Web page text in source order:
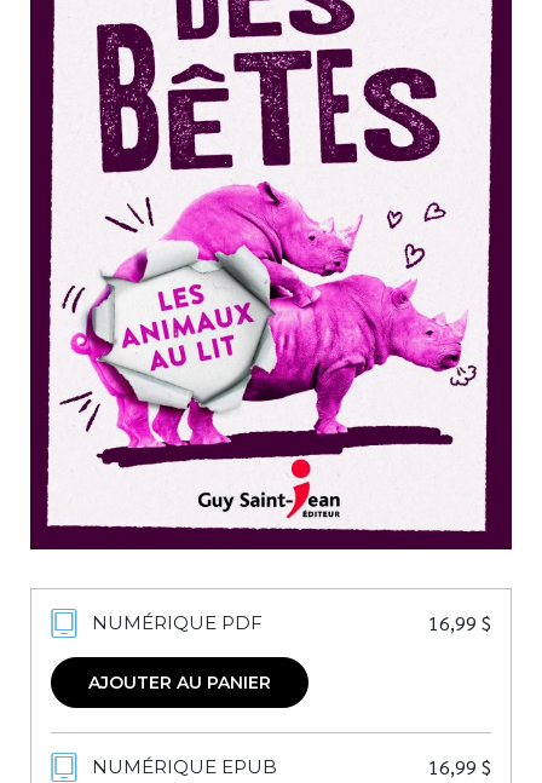
Nouveautés
Numérique
Livres audio
Meilleurs vendeurs
Page vedette
AUTEURS
À PROPOS
CONTACT
NUMÉRIQUE PDF 16,99 $
AJOUTER AU PANIER
NUMÉRIQUE EPUB 16,99 $